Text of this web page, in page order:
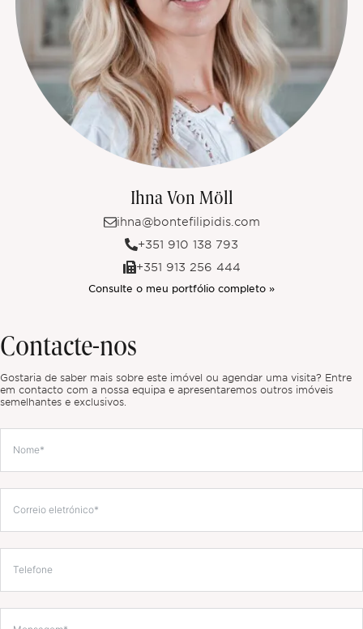
Ihna Von Möll
ihna@bontefilipidis.com
+351 910 138 793
+351 913 256 444
Consulte o meu portfólio completo »
Contacte-nos
Gostaria de saber mais sobre este imóvel ou agendar uma visita? Entre
em contacto com a nossa equipa e apresentaremos outros imóveis
semelhantes e exclusivos.